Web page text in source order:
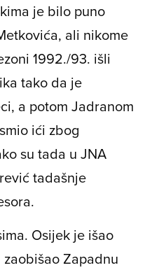
je bilo puno
ali nikome
1992./93. išli
tako da je
a potom Jadranom
ići zbog
su tada u JNA
tadašnje
Osijek je išao
Zapadnu